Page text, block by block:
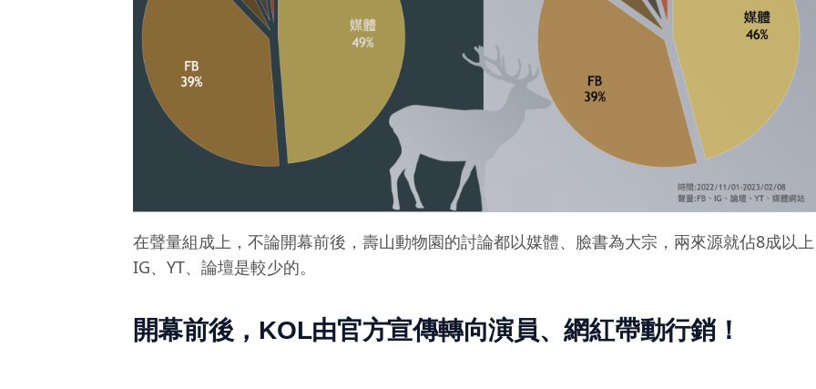
在聲量組成上，不論開幕前後，壽山動物園的討論都以媒體、臉書為大宗，兩來源就佔8成以
IG、YT、論壇是較少的。
開幕前後，KOL由官方宣傳轉向演員、網紅帶動行銷！